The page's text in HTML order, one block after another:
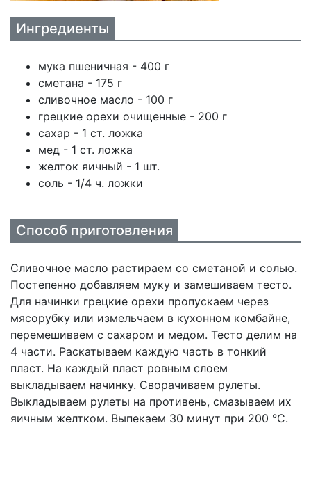
Ингредиенты
мука пшеничная - 400 г
сметана - 175 г
сливочное масло - 100 г
грецкие орехи очищенные - 200 г
сахар - 1 ст. ложка
мед - 1 ст. ложка
желток яичный - 1 шт.
соль - 1/4 ч. ложки
Способ приготовления
Сливочное масло растираем со сметаной и солью.
Постепенно добавляем муку и замешиваем тесто.
Для начинки грецкие орехи пропускаем через
мясорубку или измельчаем в кухонном комбайне,
перемешиваем с сахаром и медом. Тесто делим на
4 части. Раскатываем каждую часть в тонкий
пласт. На каждый пласт ровным слоем
выкладываем начинку. Сворачиваем рулеты.
Выкладываем рулеты на противень, смазываем их
яичным желтком. Выпекаем 30 минут при 200 °С.